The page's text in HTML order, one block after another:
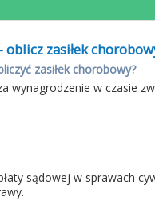
zasiłek
zasiłek chorobowy?
wynagrodzenie w czasie
sądowej w sprawach